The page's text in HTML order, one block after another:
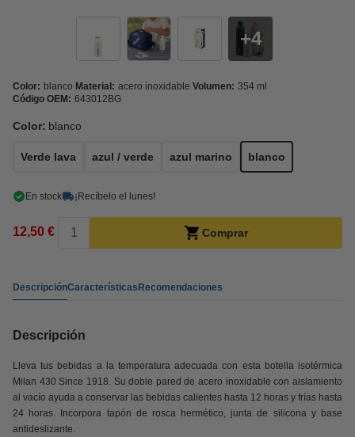
4
Color: blanco Material: acero inoxidable Volumen: 354 ml
Código OEM: 643012BG
Color: blanco
Verde lava azul / verde azul marino blanco
En stock ¡Recíbelo el lunes!
12,50 € Comprar
DescripciónCaracterísticasRecomendaciones
Descripción
Lleva tus bebidas a la temperatura adecuada con esta botella isotérmica
Milan 430 Since 1918. Su doble pared de acero inoxidable con aislamiento
al vacío ayuda a conservar las bebidas calientes hasta 12 horas y frías hasta
24 horas. Incorpora tapón de rosca hermético, junta de silicona y base
antideslizante.